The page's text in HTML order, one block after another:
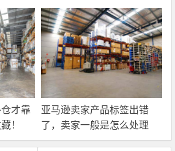
！
还是在海外直接处理？
才靠
！
亚马逊卖家产品标签出错
了，卖家一般是怎么处理
的？